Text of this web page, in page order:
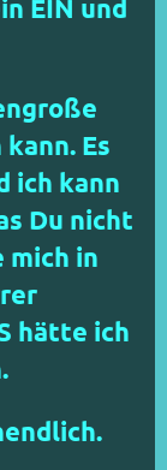
EIN und
Es
ich kann
Du nicht
mich in
hätte ich